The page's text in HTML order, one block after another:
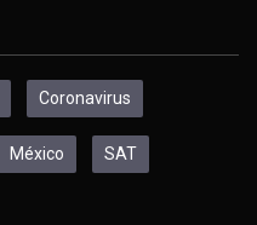
Coronavirus
México SAT